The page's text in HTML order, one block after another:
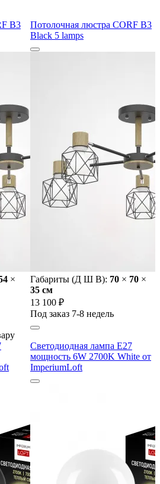
B3
×
Потолочная люстра CORF B3
Black 5 lamps
Габариты (Д Ш В): 70 × 70 ×
35 cм
13 100 ₽
Под заказ 7-8 недель
Светодиодная лампа E27
мощность 6W 2700K White от
ImperiumLoft